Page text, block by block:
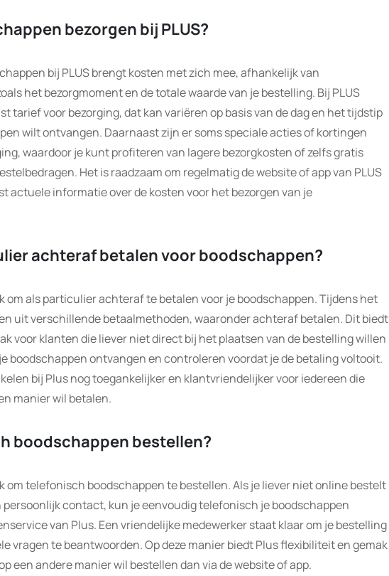
bezorgen bij PLUS?
bij PLUS brengt kosten met zich mee, afhankelijk van
het bezorgmoment en de totale waarde van je bestelling. Bij PLUS
tarief voor bezorging, dat kan variëren op basis van de dag en het tijdstip
wilt ontvangen. Daarnaast zijn er soms speciale acties of kortingen
waardoor je kunt profiteren van lagere bezorgkosten of zelfs gratis
Het is raadzaam om regelmatig de website of app van PLUS
actuele informatie over de kosten voor het bezorgen van je
achteraf betalen voor boodschappen?
om als particulier achteraf te betalen voor je boodschappen. Tijdens het
uit verschillende betaalmethoden, waaronder achteraf betalen. Dit biedt
voor klanten die liever niet direct bij het plaatsen van de bestelling willen
boodschappen ontvangen en controleren voordat je de betaling voltooit.
bij Plus nog toegankelijker en klantvriendelijker voor iedereen die
manier wil betalen.
boodschappen bestellen?
om telefonisch boodschappen te bestellen. Als je liever niet online bestelt
persoonlijk contact, kun je eenvoudig telefonisch je boodschappen
van Plus. Een vriendelijke medewerker staat klaar om je bestelling
vragen te beantwoorden. Op deze manier biedt Plus flexibiliteit en gemak
een andere manier wil bestellen dan via de website of app.